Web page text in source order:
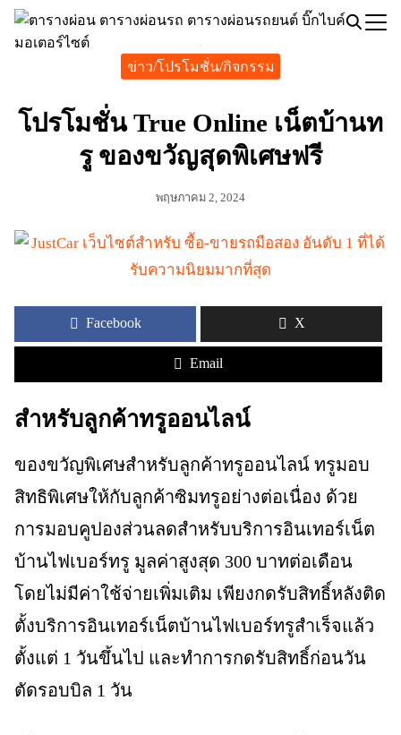
Skip
Search
ข่าว/โปรโมชั่น/กิจกรรม
โปรโมชั่น True Online เน็ตบ้านท
รู ของขวัญสุดพิเศษฟรี
พฤษภาคม 2, 2024
Facebook X
Email
สำหรับลูกค้าทรูออนไลน์
ของขวัญพิเศษสำหรับลูกค้าทรูออนไลน์ ทรูมอบ
สิทธิพิเศษให้กับลูกค้าซิมทรูอย่างต่อเนื่อง ด้วย
การมอบคูปองส่วนลดสำหรับบริการอินเทอร์เน็ต
บ้านไฟเบอร์ทรู มูลค่าสูงสุด 300 บาทต่อเดือน
โดยไม่มีค่าใช้จ่ายเพิ่มเติม เพียงกดรับสิทธิ์หลังติด
ตั้งบริการอินเทอร์เน็ตบ้านไฟเบอร์ทรูสำเร็จแล้ว
ตั้งแต่ 1 วันขึ้นไป และทำการกดรับสิทธิ์ก่อนวัน
ตัดรอบบิล 1 วัน